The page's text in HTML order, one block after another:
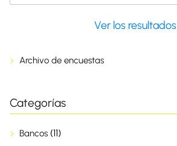
Ver los resultados
Archivo de encuestas
Categorías
Bancos (11)